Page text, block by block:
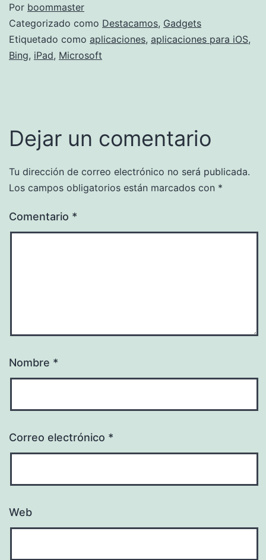
Por boommaster
Categorizado como Destacamos, Gadgets
Etiquetado como aplicaciones, aplicaciones para iOS,
Bing, iPad, Microsoft
Dejar un comentario
Tu dirección de correo electrónico no será publicada.
Los campos obligatorios están marcados con *
Comentario *
Nombre *
Correo electrónico *
Web